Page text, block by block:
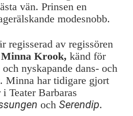
vän. Prinsen en
modesnobb.
regisserad av regissören
Minna Krook, känd för
nyskapande dans- och
Minna har tidigare gjort
Teater Barbaras
och Serendip.